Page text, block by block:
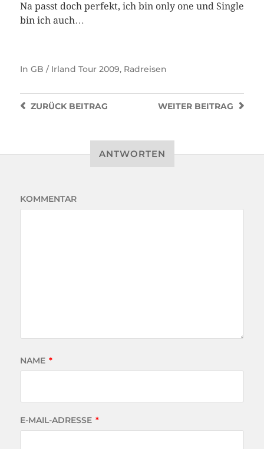
Na passt doch perfekt, ich bin only one und Single
bin ich auch…
In GB / Irland Tour 2009, Radreisen
WEITER BEITRAG
ZURÜCKBEITRAG
ANTWORTEN
KOMMENTAR
NAME *
E-MAIL-ADRESSE *